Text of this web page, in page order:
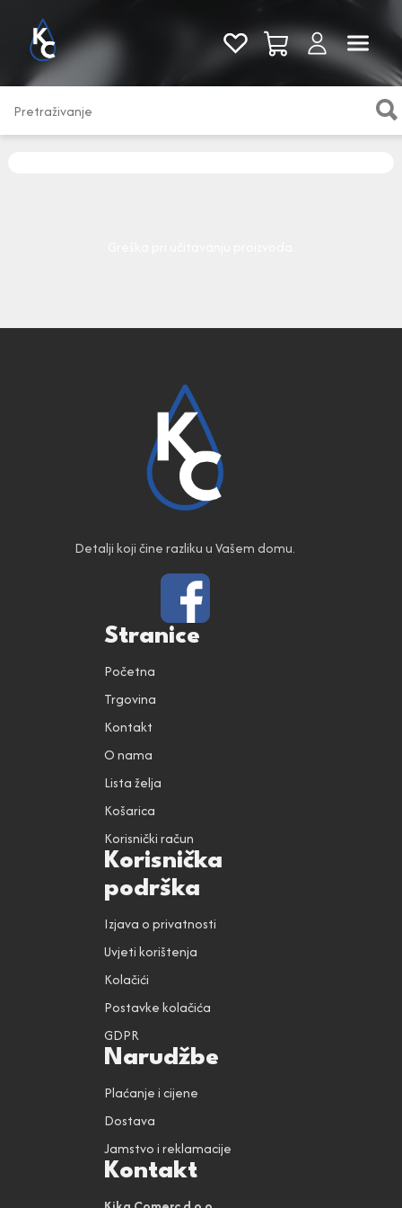
Pogledaj sve
Detalji koji čine razliku u Vašem domu.
Stranice
Početna
Trgovina
Kontakt
O nama
Lista želja
Košarica
Korisnički račun
Korisnička
podrška
Izjava o privatnosti
Uvjeti korištenja
Kolačići
Postavke kolačića
GDPR
Narudžbe
Plaćanje i cijene
Dostava
Jamstvo i reklamacije
Kontakt